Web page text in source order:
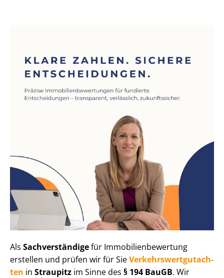
Als Sachverständigefür Im­mo­bi­li­en­be­wer­tung
erstellen und prüfen wir für SieVer­kehrs­wert­gut­ach­
ten in Straupitz im Sinne des § 194 BauGB. Wir